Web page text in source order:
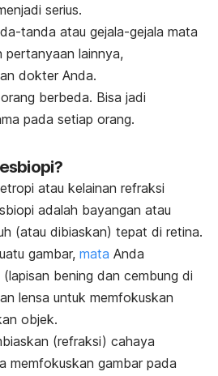
serius.
tanda atau gejala-gejala mata
lainnya,
dokter Anda.
berbeda. Bisa jadi
pada setiap orang.
atau kelainan refraksi
adalah bayangan atau
(atau dibiaskan) tepat di retina.
gambar, mata Anda
bening dan cembung di
lensa untuk memfokuskan
objek.
(refraksi) cahaya
memfokuskan gambar pada